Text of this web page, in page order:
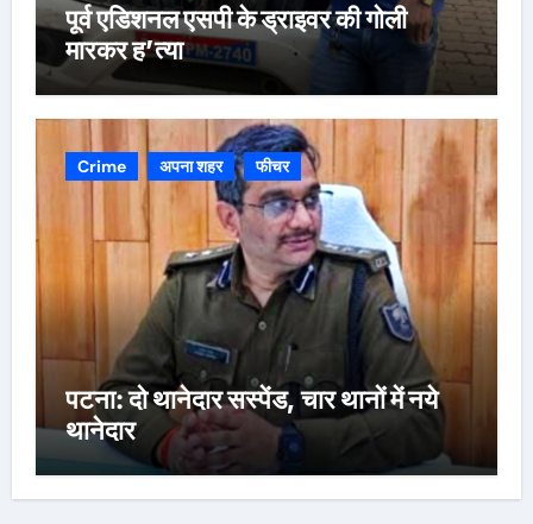
पूर्व एडिशनल एसपी के ड्राइवर की गोली
मारकर ह’त्या
Crime अपना शहर फीचर
पटना: दो थानेदार सस्पेंड, चार थानों में नये
थानेदार